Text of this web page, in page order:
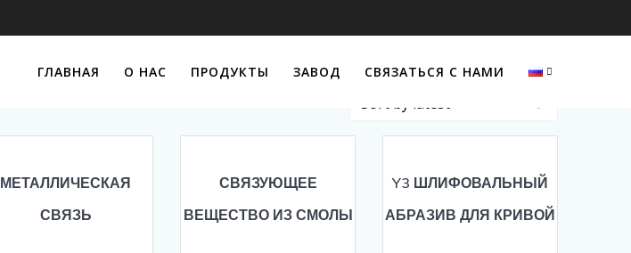
ГЛАВНАЯ O HAC ПРОДУКТЫ ЗАВОД СВЯЗАТЬСЯ С НАМИ
МЕТАЛЛИЧЕСКАЯ
СВЯЗЬ
СВЯЗУЮЩЕЕ
ВЕЩЕСТВО ИЗ СМОЛЫ
Y3 ШЛИФОВАЛЬНЫЙ
АБРАЗИВ ДЛЯ КРИВОЙ